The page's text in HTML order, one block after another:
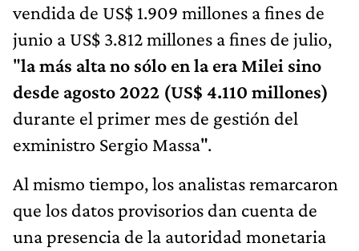
vendida de US$ 1.909 millones a fines de
junio a US$ 3.812 millones a fines de julio,
"la más alta no sólo en la era Milei sino
desde agosto 2022 (US$ 4.110 millones)
durante el primer mes de gestión del
exministro Sergio Massa".
Al mismo tiempo, los analistas remarcaron
que los datos provisorios dan cuenta de
una presencia de la autoridad monetaria